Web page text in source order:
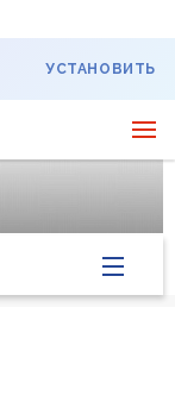
УСТАНОВИТЬ